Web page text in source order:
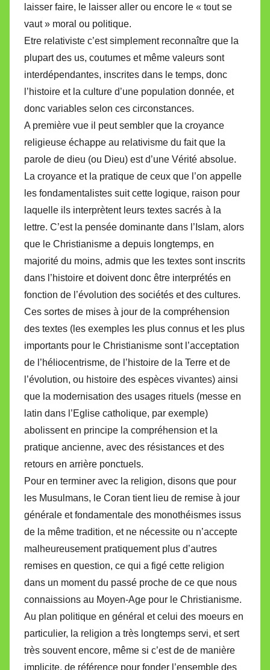
laisser faire, le laisser aller ou encore le « tout se
vaut » moral ou politique.
Etre relativiste c’est simplement reconnaître que la
plupart des us, coutumes et même valeurs sont
interdépendantes, inscrites dans le temps, donc
l’histoire et la culture d’une population donnée, et
donc variables selon ces circonstances.
A première vue il peut sembler que la croyance
religieuse échappe au relativisme du fait que la
parole de dieu (ou Dieu) est d’une Vérité absolue.
La croyance et la pratique de ceux que l’on appelle
les fondamentalistes suit cette logique, raison pour
laquelle ils interprètent leurs textes sacrés à la
lettre. C’est la pensée dominante dans l’Islam, alors
que le Christianisme a depuis longtemps, en
majorité du moins, admis que les textes sont inscrits
dans l’histoire et doivent donc être interprétés en
fonction de l’évolution des sociétés et des cultures.
Ces sortes de mises à jour de la compréhension
des textes (les exemples les plus connus et les plus
importants pour le Christianisme sont l’acceptation
de l’héliocentrisme, de l’histoire de la Terre et de
l’évolution, ou histoire des espèces vivantes) ainsi
que la modernisation des usages rituels (messe en
latin dans l’Eglise catholique, par exemple)
abolissent en principe la compréhension et la
pratique ancienne, avec des résistances et des
retours en arrière ponctuels.
Pour en terminer avec la religion, disons que pour
les Musulmans, le Coran tient lieu de remise à jour
générale et fondamentale des monothéismes issus
de la même tradition, et ne nécessite ou n’accepte
malheureusement pratiquement plus d’autres
remises en question, ce qui a figé cette religion
dans un moment du passé proche de ce que nous
connaissions au Moyen-Age pour le Christianisme.
Au plan politique en général et celui des moeurs en
particulier, la religion a très longtemps servi, et sert
très souvent encore, même si c’est de de manière
implicite, de référence pour fonder l’ensemble des